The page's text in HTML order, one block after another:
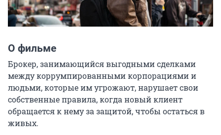
О фильме
Брокер, занимающийся выгодными сделками
между коррумпированными корпорациями и
людьми, которые им угрожают, нарушает свои
собственные правила, когда новый клиент
обращается к нему за защитой, чтобы остаться в
живых.